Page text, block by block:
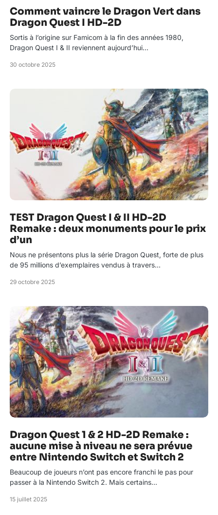
Comment vaincre le Dragon Vert dans
Dragon Quest I HD-2D
Sortis à l’origine sur Famicom à la fin des années 1980,
Dragon Quest I & II reviennent aujourd’hui…
30 octobre 2025
TEST Dragon Quest I & II HD-2D
Remake : deux monuments pour le prix
d’un
Nous ne présentons plus la série Dragon Quest, forte de plus
de 95 millions d’exemplaires vendus à travers…
29 octobre 2025
Dragon Quest 1 & 2 HD-2D Remake :
aucune mise à niveau ne sera prévue
entre Nintendo Switch et Switch 2
Beaucoup de joueurs n’ont pas encore franchi le pas pour
passer à la Nintendo Switch 2. Mais certains…
15 juillet 2025